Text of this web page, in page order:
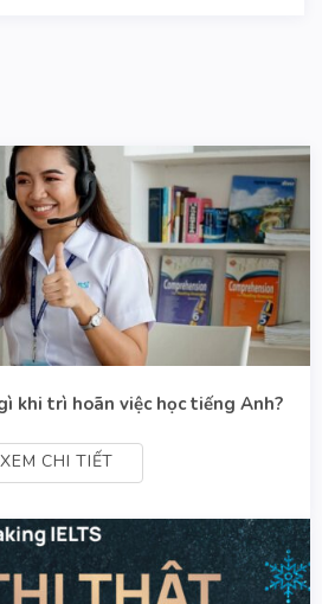
khi trì hoãn việc học tiếng Anh?
XEM CHI TIẾT